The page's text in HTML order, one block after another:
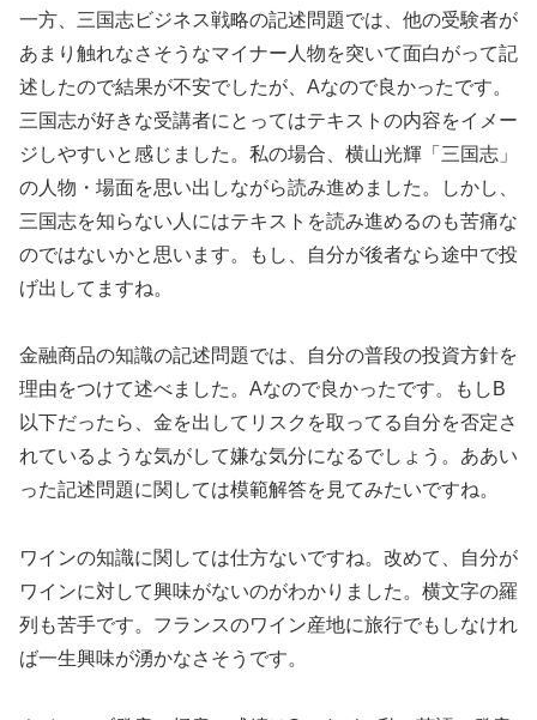
一方、三国志ビジネス戦略の記述問題では、他の受験者が
あまり触れなさそうなマイナー人物を突いて面白がって記
述したので結果が不安でしたが、Aなので良かったです。
三国志が好きな受講者にとってはテキストの内容をイメー
ジしやすいと感じました。私の場合、横山光輝「三国志」
の人物・場面を思い出しながら読み進めました。しかし、
三国志を知らない人にはテキストを読み進めるのも苦痛な
のではないかと思います。もし、自分が後者なら途中で投
げ出してますね。
金融商品の知識の記述問題では、自分の普段の投資方針を
理由をつけて述べました。Aなので良かったです。もしB
以下だったら、金を出してリスクを取ってる自分を否定さ
れているような気がして嫌な気分になるでしょう。ああい
った記述問題に関しては模範解答を見てみたいですね。
ワインの知識に関しては仕方ないですね。改めて、自分が
ワインに対して興味がないのがわかりました。横文字の羅
列も苦手です。フランスのワイン産地に旅行でもしなけれ
ば一生興味が湧かなさそうです。